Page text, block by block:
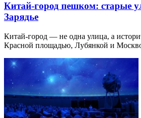
Китай-город пешком: старые
Зарядье
Китай-город — не одна улица, а
Красной площадью, Лубянкой и